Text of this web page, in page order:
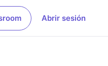
Abrir sesión